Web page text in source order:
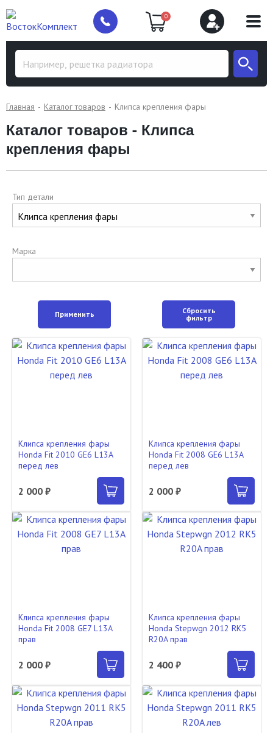
0
Главная Каталог товаров Клипса крепления фары
Каталог товаров - Клипса
крепления фары
Тип детали
Марка
Применить
Сбросить
фильтр
Клипса крепления фары
Honda Fit 2010 GE6 L13A
перед лев
2 000 ₽
Клипса крепления фары
Honda Fit 2008 GE6 L13A
перед лев
2 000 ₽
Клипса крепления фары
Honda Fit 2008 GE7 L13A
прав
2 000 ₽
Клипса крепления фары
Honda Stepwgn 2012 RK5
R20A прав
2 400 ₽